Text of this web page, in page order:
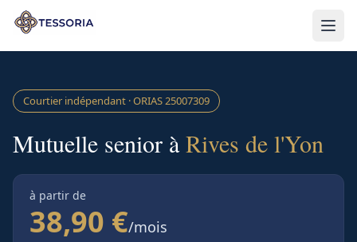
Aller au contenu principal
Courtier indépendant · ORIAS25007309
Mutuelle senior àRives de l'Yon
à partir de
38,90 €/mois